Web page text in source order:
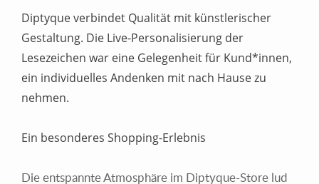
Diptyque verbindet Qualität mit künstlerischer
Gestaltung. Die Live-Personalisierung der
Lesezeichen war eine Gelegenheit für Kund*innen,
ein individuelles Andenken mit nach Hause zu
nehmen.
Ein besonderes Shopping-Erlebnis
Die entspannte Atmosphäre im Diptyque-Store lud